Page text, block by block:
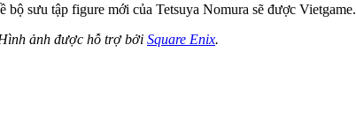
bộ sưu tập figure mới của Tetsuya Nomura sẽ được
ảnh được hỗ trợ bởi Square Enix.